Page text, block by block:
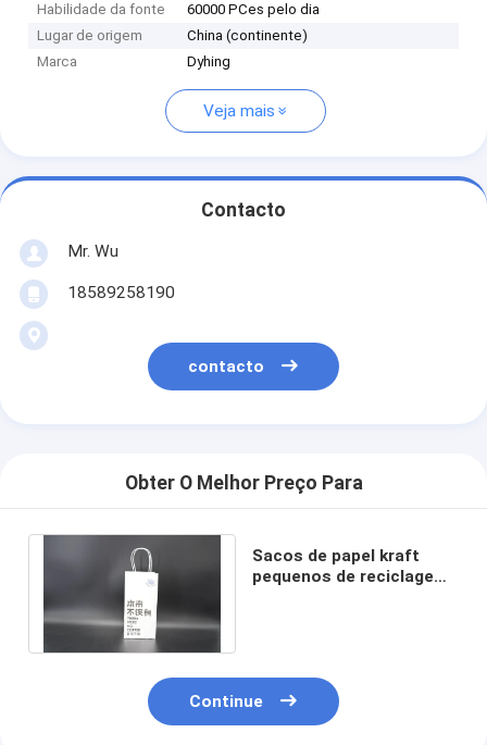
Habilidade da fonte
60000 PCes pelo dia
Lugar de origem
China (continente)
Marca
Dyhing
Veja mais
Contacto
Mr. Wu
18589258190
contacto
Obter O Melhor Preço Para
Sacos de papel kraft
pequenos de reciclagem
Continue